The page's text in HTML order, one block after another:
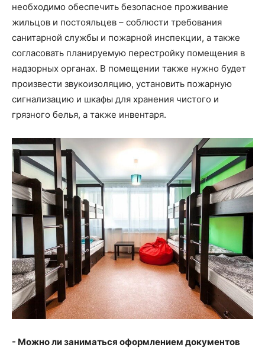
необходимо обеспечить безопасное проживание
жильцов и постояльцев – соблюсти требования
санитарной службы и пожарной инспекции, а также
согласовать планируемую перестройку помещения в
надзорных органах. В помещении также нужно будет
произвести звукоизоляцию, установить пожарную
сигнализацию и шкафы для хранения чистого и
грязного белья, а также инвентаря.
- Можно ли заниматься оформлением документов